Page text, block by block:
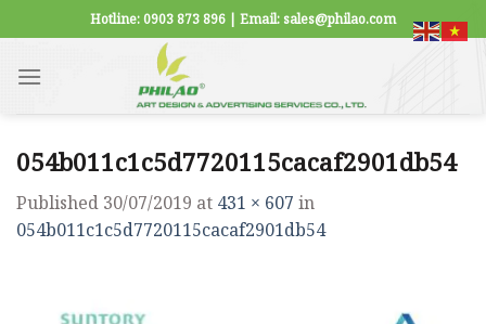
to
content
Hotline: 0903 873 896 | Email: sales@philao.com
054b011c1c5d7720115cacaf2901db54
Published 30/07/2019 at 431 × 607 in
054b011c1c5d7720115cacaf2901db54